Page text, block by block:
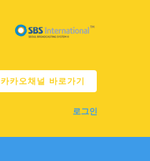
카카오채널 바로가기
로그인